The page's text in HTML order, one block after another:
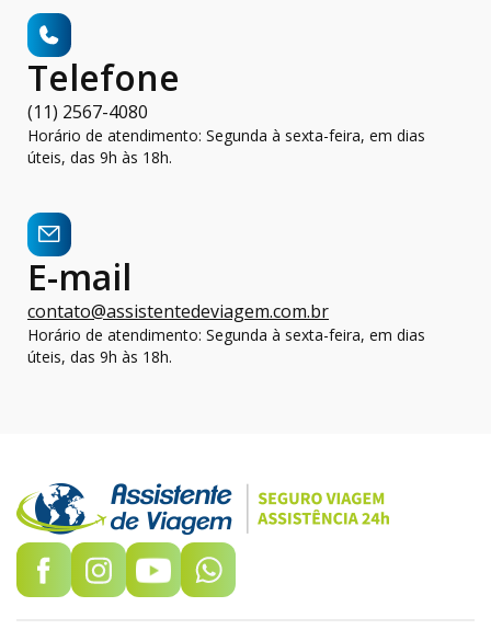
Telefone
(11) 2567-4080
Horário de atendimento: Segunda à sexta-feira, em dias
úteis, das 9h às 18h.
E-mail
contato@assistentedeviagem.com.br
Horário de atendimento: Segunda à sexta-feira, em dias
úteis, das 9h às 18h.